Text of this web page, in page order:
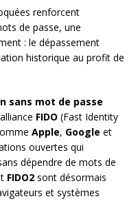
renforcent
de passe, une
: le dépassement
historique au profit de
sans mot de passe
FIDO (Fast Identity
Apple, Google et
ouvertes qui
dépendre de mots de
FIDO2 sont désormais
et systèmes